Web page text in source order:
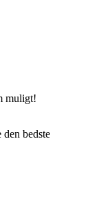
muligt!
bedste